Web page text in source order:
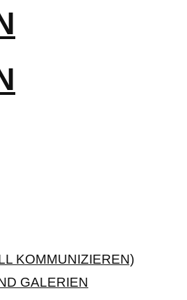
KOMMUNIZIEREN)
GALERIEN